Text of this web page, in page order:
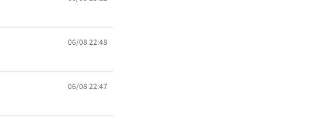
06/08 22:48
06/08 22:47